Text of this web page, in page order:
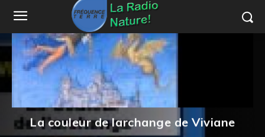
La couleur de larchange de Viviane